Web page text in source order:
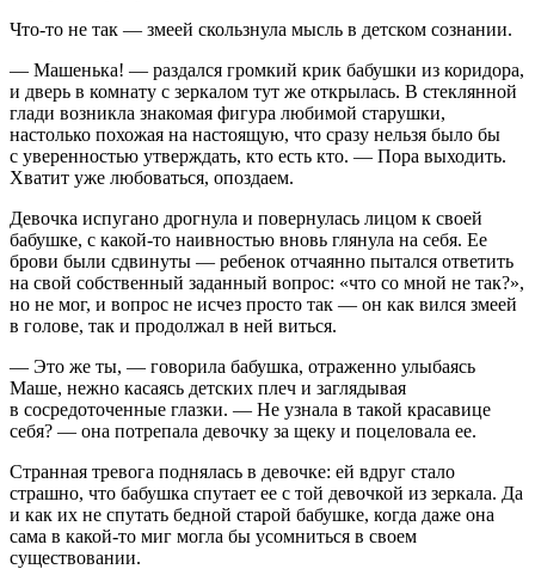
Что-то не так — змеей скользнула мысль в детском сознании.
— Машенька! — раздался громкий крик бабушки из коридора,
и дверь в комнату с зеркалом тут же открылась. В стеклянной
глади возникла знакомая фигура любимой старушки,
настолько похожая на настоящую, что сразу нельзя было бы
с уверенностью утверждать, кто есть кто. — Пора выходить.
Хватит уже любоваться, опоздаем.
Девочка испугано дрогнула и повернулась лицом к своей
бабушке, с какой-то наивностью вновь глянула на себя. Ее
брови были сдвинуты — ребенок отчаянно пытался ответить
на свой собственный заданный вопрос: «что со мной не так?»,
но не мог, и вопрос не исчез просто так — он как вился змеей
в голове, так и продолжал в ней виться.
— Это же ты, — говорила бабушка, отраженно улыбаясь
Маше, нежно касаясь детских плеч и заглядывая
в сосредоточенные глазки. — Не узнала в такой красавице
себя? — она потрепала девочку за щеку и поцеловала ее.
Странная тревога поднялась в девочке: ей вдруг стало
страшно, что бабушка спутает ее с той девочкой из зеркала. Да
и как их не спутать бедной старой бабушке, когда даже она
сама в какой-то миг могла бы усомниться в своем
существовании.